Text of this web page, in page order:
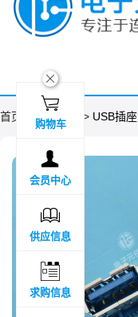
首页 > 分类目录 > USB插座
ဆ

购物车

会员中心

供应信息

求购信息